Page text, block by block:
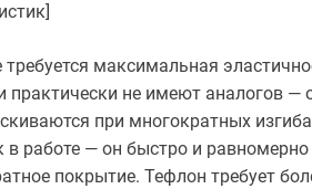
максимальная
практически не имеют аналогов —
при многократных
в работе — он быстро и равномерно
покрытие. Тефлон требует